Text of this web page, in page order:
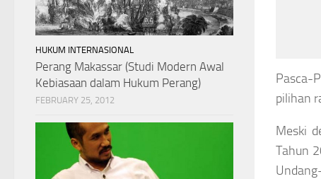
Pasca-
pilihan
Meski
Tahun
HUKUM INTERNASIONAL
Perang Makassar (Studi Modern Awal
Kebiasaan dalam Hukum Perang)
FEBRUARY 25, 2012